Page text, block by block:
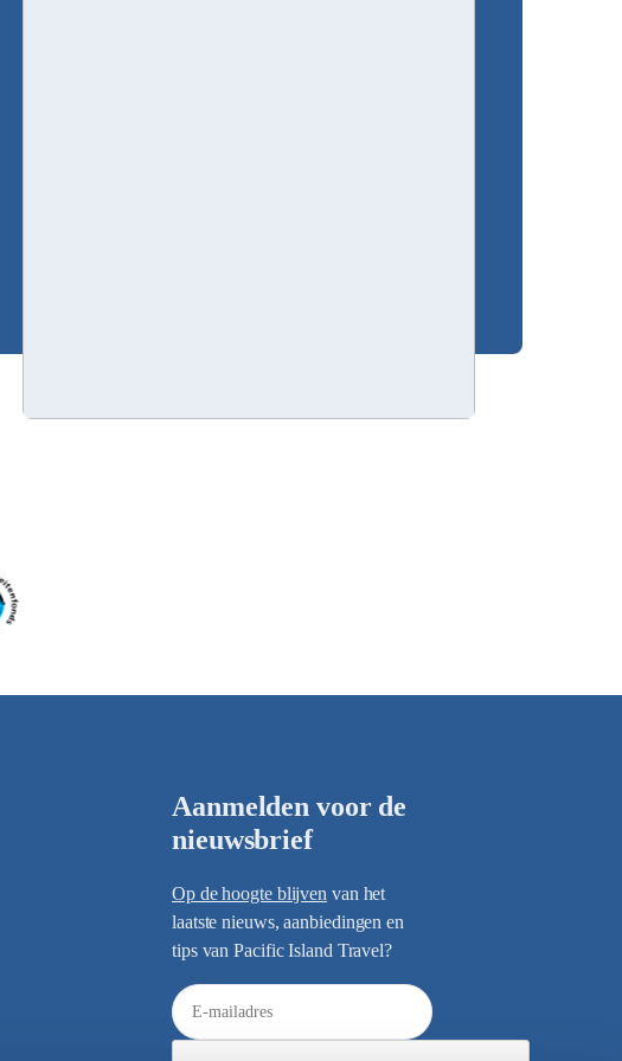
Aanmelden voor de
nieuwsbrief
Op de hoogte blijven van het
laatste nieuws, aanbiedingen en
tips van Pacific Island Travel?
E
-